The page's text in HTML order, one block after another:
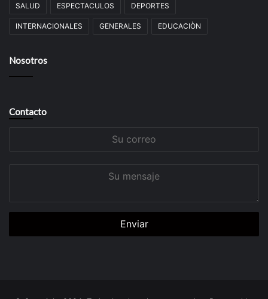
SALUD ESPECTACULOS DEPORTES
INTERNACIONALES GENERALES EDUCACIÒN
Nosotros
Contacto